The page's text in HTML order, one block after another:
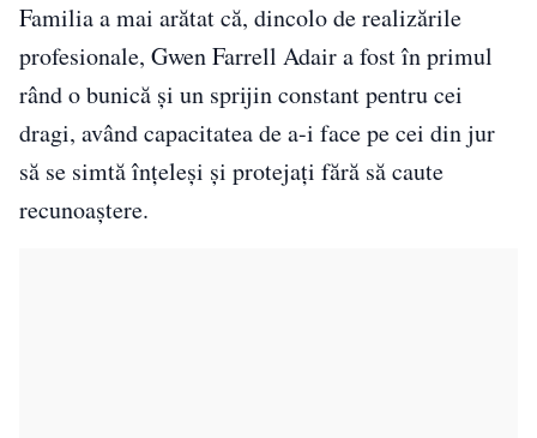
Familia a mai arătat că, dincolo de realizările
profesionale, Gwen Farrell Adair a fost în primul
rând o bunică și un sprijin constant pentru cei
dragi, având capacitatea de a-i face pe cei din jur
să se simtă înțeleși și protejați fără să caute
recunoaștere.